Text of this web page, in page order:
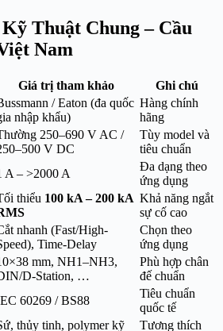
Thuật Chung – Cầu
Nam
Giá trị tham khảo
Ghi chú
/ Eaton (đa quốc
nhập khẩu)
Hàng chính
hãng
250–690 V AC /
V DC
Tùy model và
tiêu chuẩn
A – >2000 A
Đa dạng theo
ứng dụng
thiểu 100 kA – 200 kA Khả năng ngắt
sự cố cao
nhanh (Fast/High-
Time-Delay
Chọn theo
ứng dụng
mm, NH1–NH3,
D-Station, …
Phù hợp chân
đế chuẩn
60269 / BS88
Tiêu chuẩn
quốc tế
thủy tinh, polymer kỹ Tương thích